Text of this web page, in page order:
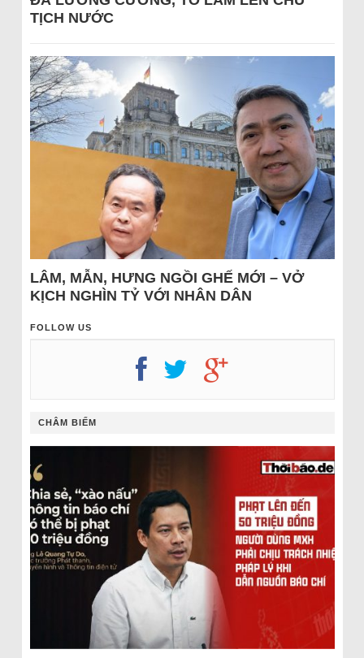
TỊCH NƯỚC
LÂM, MẪN, HƯNG NGỒI GHẾ MỚI – VỞ
KỊCH NGHÌN TỶ VỚI NHÂN DÂN
FOLLOW US
CHÂM BIẾM